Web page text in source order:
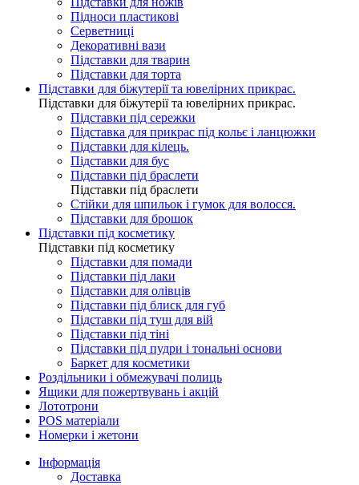
Підноси пластикові
Серветниці
Декоративні вази
Підставки для тварин
Підставки для торта
Підставки для біжутерії та ювелірниx прикрас.
Підставки для біжутерії та ювелірниx прикрас.
Підставки під сережки
Підставка для прикрас під кольє і ланцюжки
Підставки для кілець.
Підставки для бус
Підставки під браслети
Підставки під браслети
Стійки для шпильок і гумок для волосся.
Підставки для брошок
Підставки під косметику
Підставки під косметику
Підставки для помади
Підставки під лаки
Підставки для олівців
Підставки під блиск для губ
Підставки під туш для вій
Підставки під тіні
Підставки під пудри і тональні основи
Баркет для косметики
Роздільники і обмежувачі полиць
Ящики для пожертвувань і акцій
Лототрони
POS матеріали
Номерки і жетони
Інформація
Доставка